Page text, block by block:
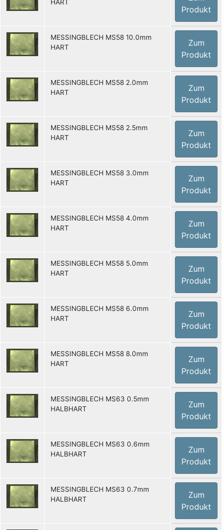
HART
Produkt
MESSINGBLECH MS58 10.0mm
HART
Zum
Produkt
MESSINGBLECH MS58 2.0mm
HART
Zum
Produkt
MESSINGBLECH MS58 2.5mm
HART
Zum
Produkt
MESSINGBLECH MS58 3.0mm
HART
Zum
Produkt
MESSINGBLECH MS58 4.0mm
HART
Zum
Produkt
MESSINGBLECH MS58 5.0mm
HART
Zum
Produkt
MESSINGBLECH MS58 6.0mm
HART
Zum
Produkt
MESSINGBLECH MS58 8.0mm
HART
Zum
Produkt
MESSINGBLECH MS63 0.5mm
HALBHART
Zum
Produkt
MESSINGBLECH MS63 0.6mm
HALBHART
Zum
Produkt
MESSINGBLECH MS63 0.7mm
HALBHART
Zum
Produkt